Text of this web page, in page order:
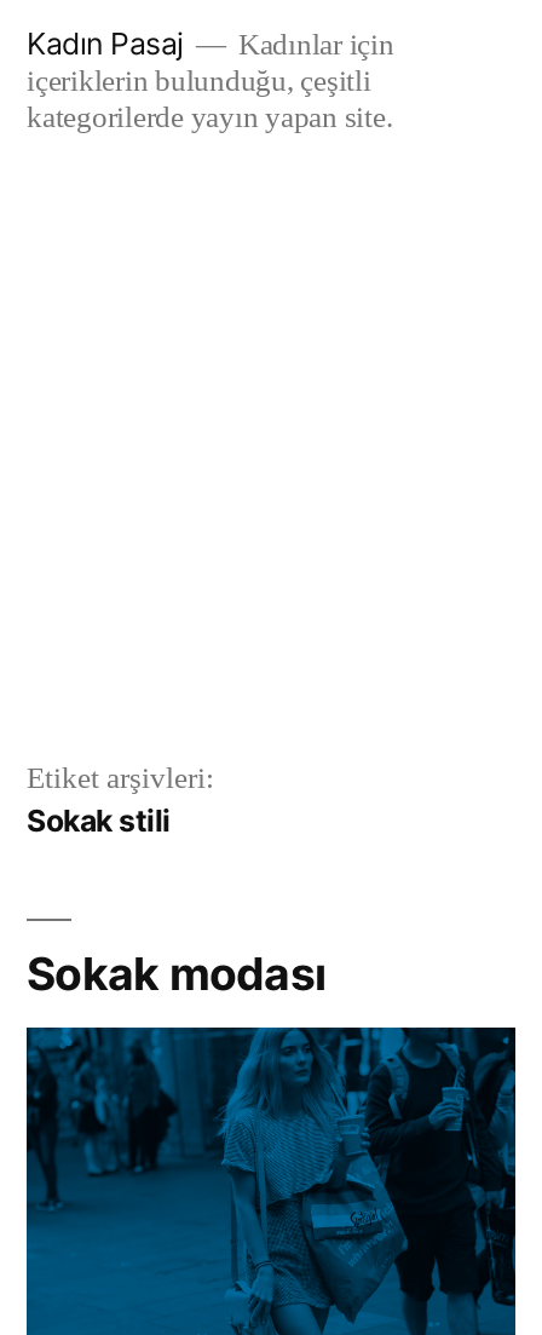
geç
Kadın Pasaj
Kadınlar için
içeriklerin bulunduğu, çeşitli
kategorilerde yayın yapan site.
Etiket arşivleri:
Sokak stili
Sokak modası